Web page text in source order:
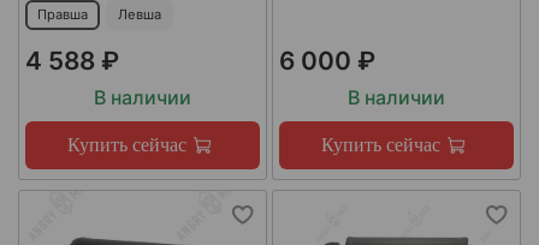
Правша Левша
4 588 ₽
В наличии
Купить сейчас
6 000 ₽
В наличии
Купить сейчас